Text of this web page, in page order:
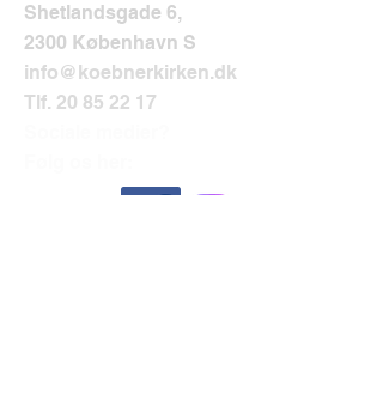
Shetlandsgade 6,
2300 København S
info@koebnerkirken.dk
Tlf. 20 85 22 17